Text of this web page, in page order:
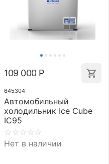
109 000 Р
645304
Автомобильный
холодильник Ice Cube
IC95
Нет в наличии